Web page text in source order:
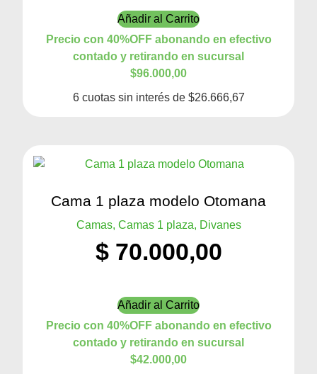
Añadir al Carrito
Precio con 40%OFF abonando en efectivo
contado y retirando en sucursal
$96.000,00
6 cuotas sin interés de $26.666,67
Cama 1 plaza modelo Otomana
Camas, Camas 1 plaza, Divanes
$70.000,00
Añadir al Carrito
Precio con 40%OFF abonando en efectivo
contado y retirando en sucursal
$42.000,00